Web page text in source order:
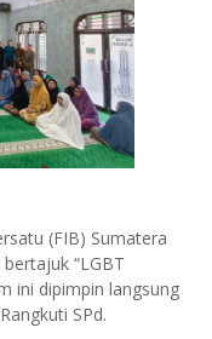
(FIB) Sumatera
“LGBT
ini dipimpin langsung
SPd.